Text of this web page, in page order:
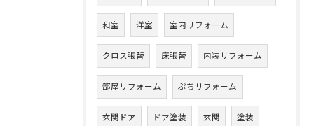
和室 洋室 室内リフォーム
クロス張替 床張替 内装リフォーム
部屋リフォーム ぷちリフォーム
玄関ドア ドア塗装 玄関 塗装